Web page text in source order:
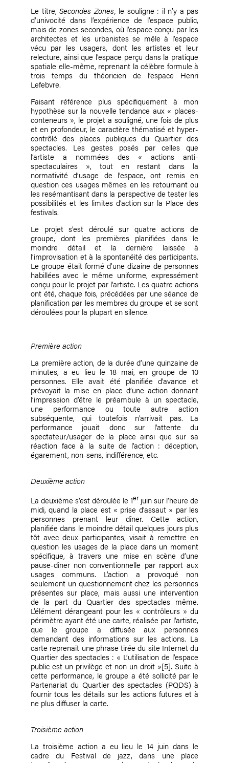
Le titre, Secondes Zones, le souligne : il n’y a pas
d’univocité dans l’expérience de l’espace public,
mais de zones secondes, où l’espace conçu par les
architectes et les urbanistes se mêle à l’espace
vécu par les usagers, dont les artistes et leur
relecture, ainsi que l’espace perçu dans la pratique
spatiale elle-même, reprenant la célèbre formule à
trois temps du théoricien de l’espace Henri
Lefebvre.
Faisant référence plus spécifiquement à mon
hypothèse sur la nouvelle tendance aux « places-
conteneurs », le projet a souligné, une fois de plus
et en profondeur, le caractère thématisé et hyper-
contrôlé des places publiques du Quartier des
spectacles. Les gestes posés par celles que
l’artiste a nommées des « actions anti-
spectaculaires », tout en restant dans la
normativité d’usage de l’espace, ont remis en
question ces usages mêmes en les retournant ou
les resémantisant dans la perspective de tester les
possibilités et les limites d’action sur la Place des
festivals.
Le projet s’est déroulé sur quatre actions de
groupe, dont les premières planifiées dans le
moindre détail et la dernière laissée à
l’improvisation et à la spontanéité des participants.
Le groupe était formé d’une dizaine de personnes
habillées avec le même uniforme, expressément
conçu pour le projet par l’artiste. Les quatre actions
ont été, chaque fois, précédées par une séance de
planification par les membres du groupe et se sont
déroulées pour la plupart en silence.
Première action
La première action, de la durée d’une quinzaine de
minutes, a eu lieu le 18 mai, en groupe de 10
personnes. Elle avait été planifiée d’avance et
prévoyait la mise en place d’une action donnant
l’impression d’être le préambule à un spectacle,
une performance ou toute autre action
subséquente, qui toutefois n’arrivait pas. La
performance jouait donc sur l’attente du
spectateur/usager de la place ainsi que sur sa
réaction face à la suite de l’action : déception,
égarement, non-sens, indifférence, etc.
Deuxième action
La deuxième s’est déroulée le 1erjuin sur l’heure de
midi, quand la place est « prise d’assaut » par les
personnes prenant leur dîner. Cette action,
planifiée dans le moindre détail quelques jours plus
tôt avec deux participantes, visait à remettre en
question les usages de la place dans un moment
spécifique, à travers une mise en scène d’une
pause-dîner non conventionnelle par rapport aux
usages communs. L’action a provoqué non
seulement un questionnement chez les personnes
présentes sur place, mais aussi une intervention
de la part du Quartier des spectacles même.
L’élément dérangeant pour les « contrôleurs » du
périmètre ayant été une carte, réalisée par l’artiste,
que le groupe a diffusée aux personnes
demandant des informations sur les actions. La
carte reprenait une phrase tirée du site Internet du
Quartier des spectacles : « L’utilisation de l’espace
public est un privilège et non un droit »[5]. Suite à
cette performance, le groupe a été sollicité par le
Partenariat du Quartier des spectacles (PQDS) à
fournir tous les détails sur les actions futures et à
ne plus diffuser la carte.
Troisième action
La troisième action a eu lieu le 14 juin dans le
cadre du Festival de jazz, dans une place